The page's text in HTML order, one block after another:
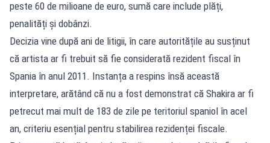
peste 60 de milioane de euro, sumă care include plăți,
penalități și dobânzi.
Decizia vine după ani de litigii, în care autoritățile au susținut
că artista ar fi trebuit să fie considerată rezident fiscal în
Spania în anul 2011. Instanța a respins însă această
interpretare, arătând că nu a fost demonstrat că Shakira ar fi
petrecut mai mult de 183 de zile pe teritoriul spaniol în acel
an, criteriu esențial pentru stabilirea rezidenței fiscale.